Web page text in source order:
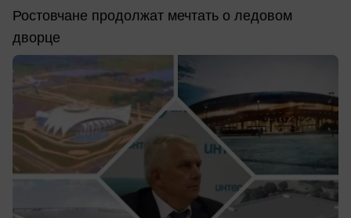
Ростовчане продолжат мечтать о ледовом
дворце